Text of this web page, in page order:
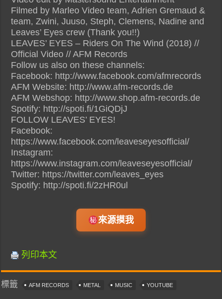
Filmed by Marleo Video team, Adrien Gremaud &
team, Zwini, Juuso, Steph, Clemens, Nadine and
Leaves’ Eyes crew (Thank you!!)
LEAVES’ EYES – Riders On The Wind (2018) //
Official Video // AFM Records
Follow us also on these channels:
Facebook: http://www.facebook.com/afmrecords
AFM Website: http://www.afm-records.de
AFM Webshop: http://www.shop.afm-records.de
Spotify: http://spoti.fi/1GiQDjJ
FOLLOW LEAVES’ EYES!
Facebook:
https://www.facebook.com/leaveseyesofficial/
Instagram:
https://www.instagram.com/leaveseyesofficial/
Twitter: https://twitter.com/leaves_eyes
Spotify: http://spoti.fi/2zHR0ul
來源摸我
列印本文
標籤 AFM RECORDS METAL MUSIC YOUTUBE